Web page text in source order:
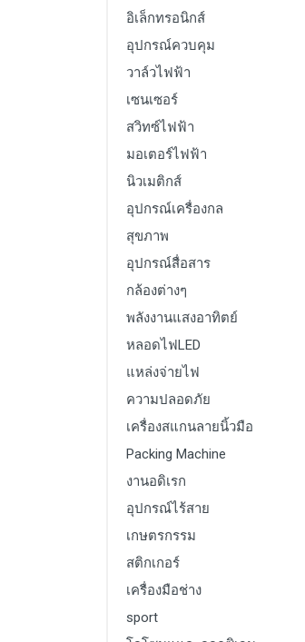
อิเล็กทรอนิกส์
อุปกรณ์ควบคุม
วาล์วไฟฟ้า
เซนเซอร์
สวิทซ์ไฟฟ้า
มอเตอร์ไฟฟ้า
นิวเมติกส์
อุปกรณ์เครื่องกล
สุขภาพ
อุปกรณ์สื่อสาร
กล้องต่างๆ
พลังงานแสงอาทิตย์
หลอดไฟLED
แหล่งจ่ายไฟ
ความปลอดภัย
เครื่องสแกนลายนิ้วมือ
Packing Machine
งานอดิเรก
อุปกรณ์ไร้สาย
เกษตรกรรม
สติกเกอร์
เครื่องมือช่าง
sport